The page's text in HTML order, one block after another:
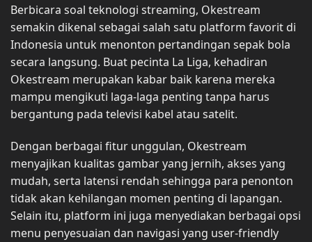
Berbicara soal teknologi streaming, Okestream
semakin dikenal sebagai salah satu platform favorit di
Indonesia untuk menonton pertandingan sepak bola
secara langsung. Buat pecinta La Liga, kehadiran
Okestream merupakan kabar baik karena mereka
mampu mengikuti laga-laga penting tanpa harus
bergantung pada televisi kabel atau satelit.
Dengan berbagai fitur unggulan, Okestream
menyajikan kualitas gambar yang jernih, akses yang
mudah, serta latensi rendah sehingga para penonton
tidak akan kehilangan momen penting di lapangan.
Selain itu, platform ini juga menyediakan berbagai opsi
menu penyesuaian dan navigasi yang user-friendly